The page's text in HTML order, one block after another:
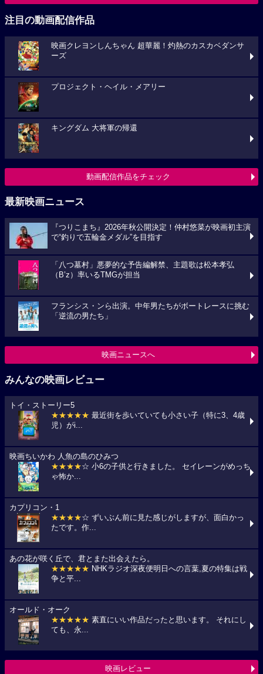
注目の動画配信作品
映画クレヨンしんちゃん 超華麗！灼熱のカスカベダンサ
ーズ
プロジェクト・ヘイル・メアリー
キングダム 大将軍の帰還
動画配信作品をチェック
最新映画ニュース
『つりこまち』2026年秋公開決定！仲村悠菜が映画初主演
で“釣りで五輪金メダル”を目指す
「八つ墓村」悪夢的な予告編解禁、主題歌は松本孝弘
（B’z）率いるTMGが担当
フランシス・ンら出演。中年男たちがボートレースに挑む
「逆流の男たち」
映画ニュースへ
みんなの映画レビュー
トイ・ストーリー5
★★★★★ 最近街を歩いていても小さい子（特に3、4歳
児）がi...
映画ちいかわ 人魚の島のひみつ
★★★★☆ 小6の子供と行きました。 セイレーンがめっち
ゃ怖か...
カプリコン・1
★★★★☆ ずいぶん前に見た感じがしますが、面白かっ
たです。作...
あの花が咲く丘で、君とまた出会えたら。
★★★★★ NHKラジオ深夜便明日への言葉,夏の特集は戦
争と平...
オールド・オーク
★★★★★ 素直にいい作品だったと思います。 それにし
ても、永...
映画レビュー